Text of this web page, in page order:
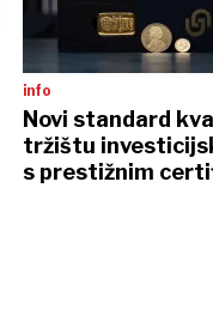
info
Novi standard
tržištu
s prestižnim